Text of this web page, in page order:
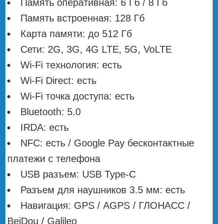
Память оперативная: 6 Гб / 8 Гб
Память встроенная: 128 Гб
Карта памяти: до 512 Гб
Сети: 2G, 3G, 4G LTE, 5G, VoLTE
Wi-Fi технология: есть
Wi-Fi Direct: есть
Wi-Fi точка доступа: есть
Bluetooth: 5.0
IRDA: есть
NFC: есть / Google Pay бесконтактные
платежи с телефона
USB разъем: USB Type-C
Разъем для наушников 3.5 мм: есть
Навигация: GPS / АGPS / ГЛОНАСС /
BeiDou / Galileo